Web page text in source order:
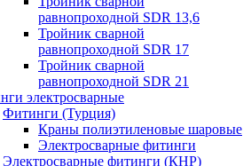
равнопроходной SDR 13,6
Тройник сварной
равнопроходной SDR 17
Тройник сварной
равнопроходной SDR 21
электросварные
Фитинги (Турция)
Краны полиэтиленовые шаровые
Электросварные фитинги
Электросварные фитинги (КНР)